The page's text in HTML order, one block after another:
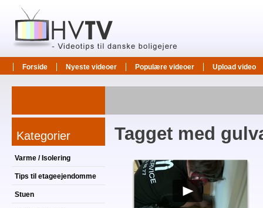
Forside Nyeste videoer Populære videoer Upload video
Kategorier
Varme / Isolering
Tips til etageejendomme
Stuen
Tagget med